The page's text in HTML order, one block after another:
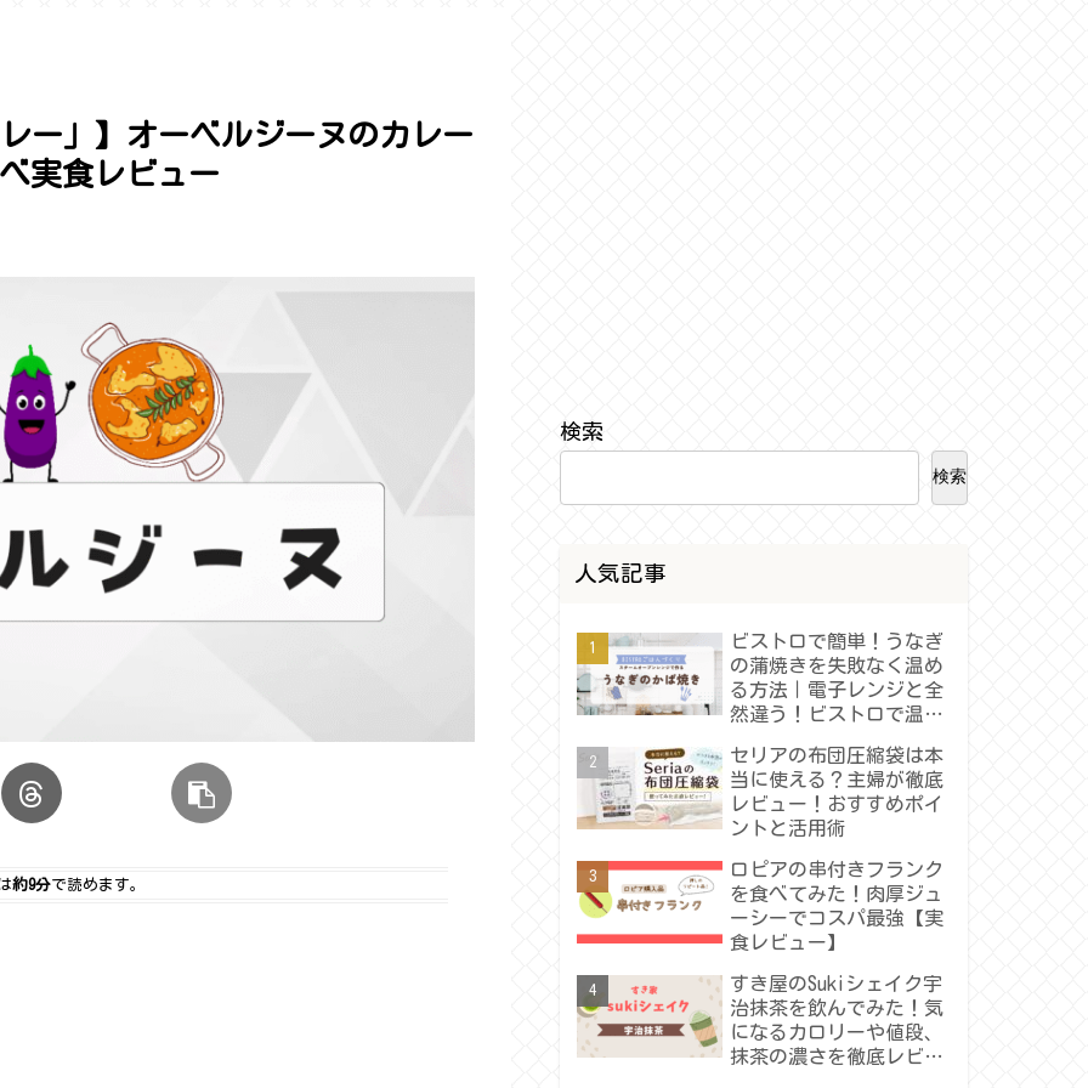
ー」】オーベルジーヌのカレー
実食レビュー
約9分で読めます。
検索
検索
人気記事
ビストロで簡単！うなぎ
の蒲焼きを失敗なく温め
る方法｜電子レンジと全
然違う！ビストロで温め
ー
セリアの布団圧縮袋は本
当に使える？主婦が徹底
レビュー！おすすめポイ
ントと活用術
ロピアの串付きフランク
を食べてみた！肉厚ジュ
ーシーでコスパ最強【実
食レビュー】
すき屋のSukiシェイク宇
治抹茶を飲んでみた！気
になるカロリーや値段、
抹茶の濃さを徹底レビュ